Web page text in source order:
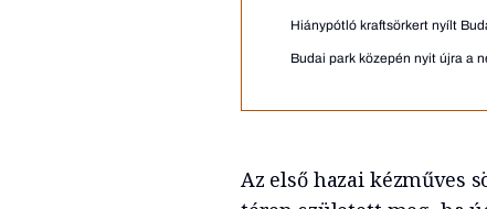
Hiánypótló kraftsörkert nyílt
Budai park közepén nyit újra a
Az első hazai kézműves